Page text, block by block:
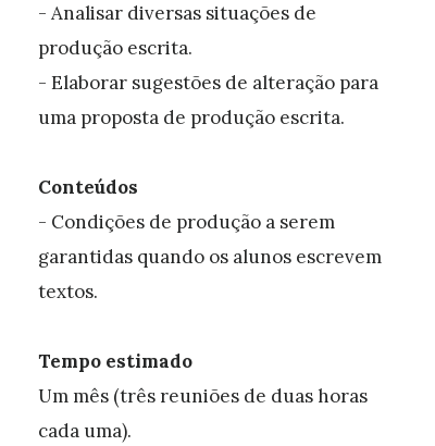
- Analisar diversas situações de
produção escrita.
- Elaborar sugestões de alteração para
uma proposta de produção escrita.
Conteúdos
- Condições de produção a serem
garantidas quando os alunos escrevem
textos.
Tempo estimado
Um mês (três reuniões de duas horas
cada uma).